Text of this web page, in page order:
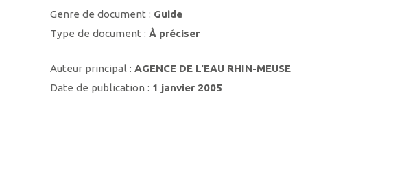
Genre de document : Guide
Type de document :À préciser
Auteur principal :AGENCE DE L'EAU RHIN-MEUSE
Date de publication : 1 janvier 2005